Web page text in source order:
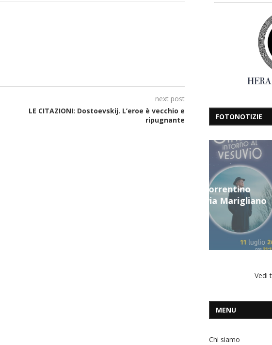
next post
LE CITAZIONI: Dostoevskij. L’eroe è vecchio e
ripugnante
FOTONOTIZIE
“Il respiro
di
Vedi
MENU
Chi siamo